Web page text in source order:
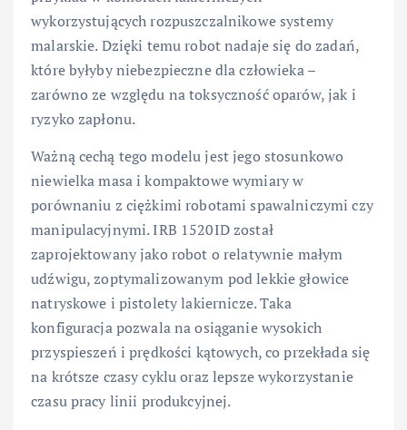
wykorzystujących rozpuszczalnikowe systemy
malarskie. Dzięki temu robot nadaje się do zadań,
które byłyby niebezpieczne dla człowieka –
zarówno ze względu na toksyczność oparów, jak i
ryzyko zapłonu.
Ważną cechą tego modelu jest jego stosunkowo
niewielka masa i kompaktowe wymiary w
porównaniu z ciężkimi robotami spawalniczymi czy
manipulacyjnymi. IRB 1520ID został
zaprojektowany jako robot o relatywnie małym
udźwigu, zoptymalizowanym pod lekkie głowice
natryskowe i pistolety lakiernicze. Taka
konfiguracja pozwala na osiąganie wysokich
przyspieszeń i prędkości kątowych, co przekłada się
na krótsze czasy cyklu oraz lepsze wykorzystanie
czasu pracy linii produkcyjnej.